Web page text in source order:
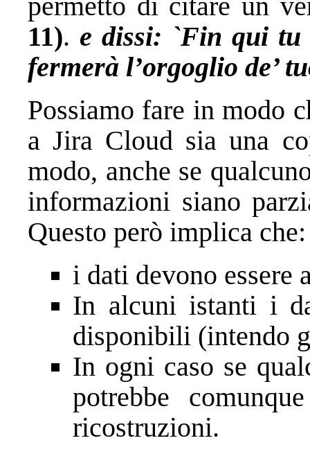
11). e dissi: `Fin qui
fermerà l’orgoglio de’
Possiamo fare in modo
a Jira Cloud sia una
modo, anche se
informazioni siano
Questo però implica che:
i dati devono essere
In alcuni istanti i
disponibili (intendo
In ogni caso se
potrebbe
ricostruzioni.